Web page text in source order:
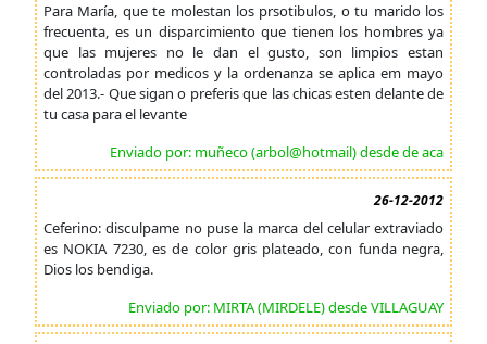
Para María, que te molestan los prsotibulos, o tu marido los
frecuenta, es un disparcimiento que tienen los hombres ya
que las mujeres no le dan el gusto, son limpios estan
controladas por medicos y la ordenanza se aplica em mayo
del 2013.- Que sigan o preferis que las chicas esten delante de
tu casa para el levante
Enviado por: muñeco (arbol@hotmail) desde de aca
26-12-2012
Ceferino: disculpame no puse la marca del celular extraviado
es NOKIA 7230, es de color gris plateado, con funda negra,
Dios los bendiga.
Enviado por: MIRTA (MIRDELE) desde VILLAGUAY